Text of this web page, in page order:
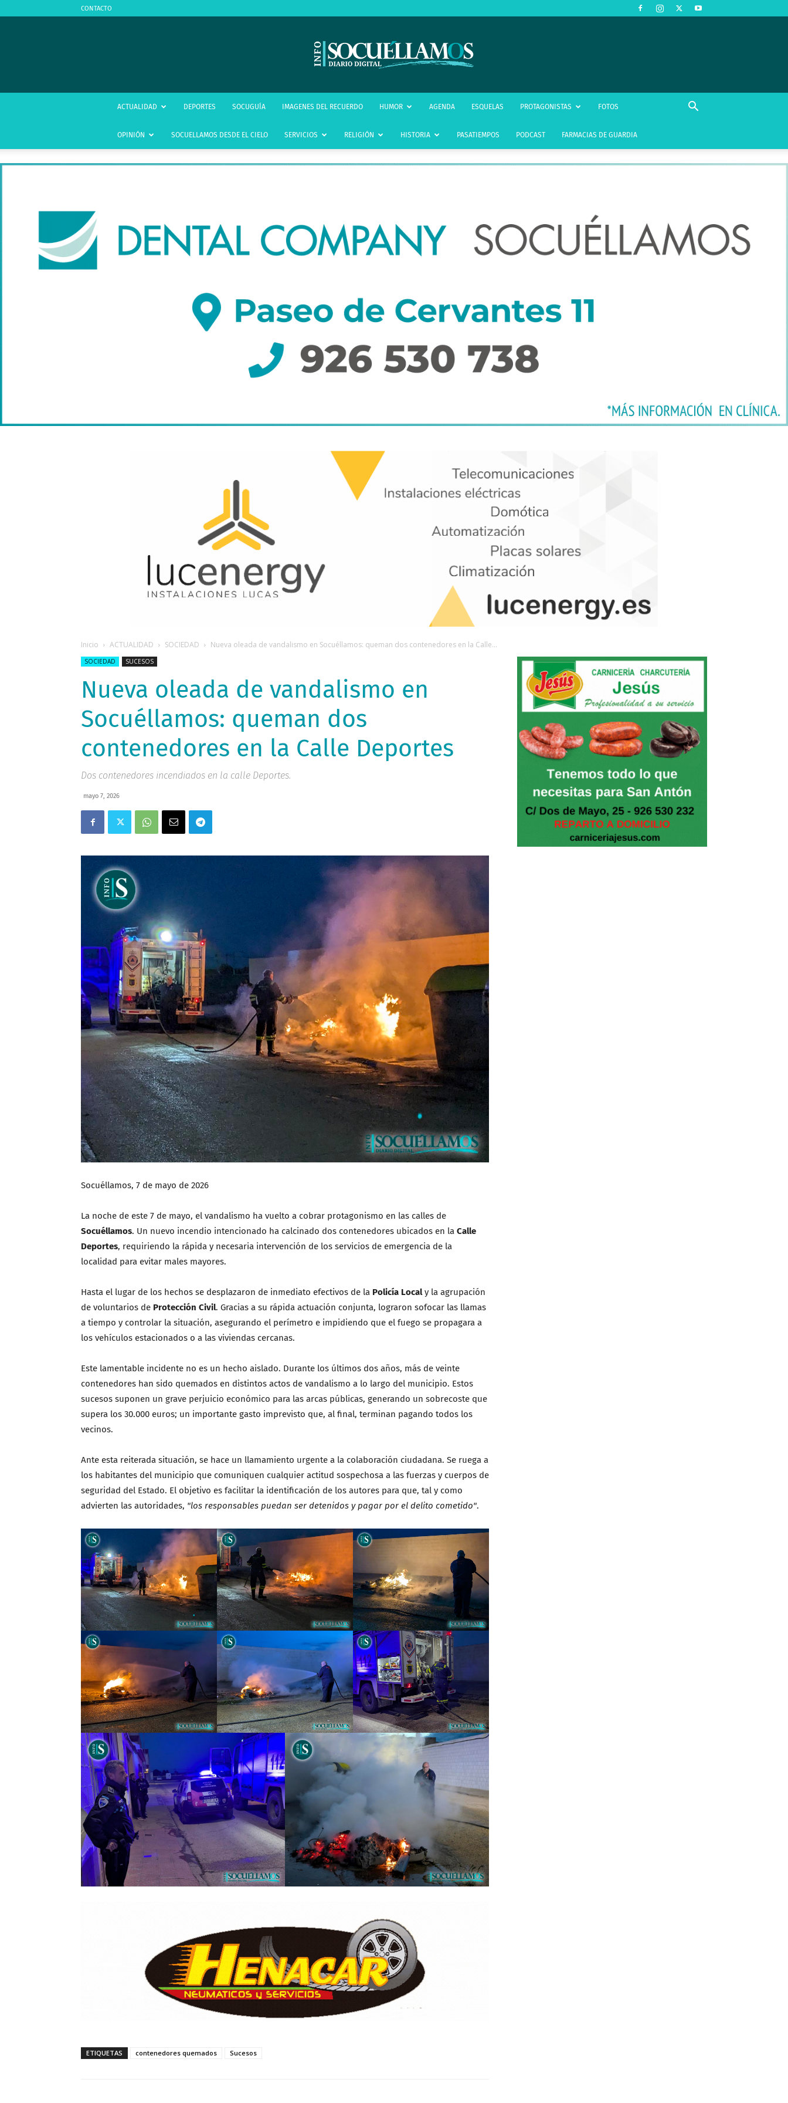
CONTACTO
infoSocuéllamos
ACTUALIDAD DEPORTES SOCUGUÍA IMAGENES DEL RECUERDO HUMOR AGENDA ESQUELAS PROTAGONISTAS FOTOS
OPINIÓN SOCUELLAMOS DESDE EL CIELO SERVICIOS RELIGIÓN HISTORIA PASATIEMPOS PODCAST FARMACIAS DE GUARDIA
Inicio ACTUALIDAD SOCIEDAD Nueva oleada de vandalismo en Socuéllamos: queman dos contenedores en la Calle...
SOCIEDAD SUCESOS
Nueva oleada de vandalismo en
Socuéllamos: queman dos
contenedores en la Calle Deportes
Dos contenedores incendiados en la calle Deportes.
mayo 7, 2026
Socuéllamos, 7 de mayo de 2026
La noche de este 7 de mayo, el vandalismo ha vuelto a cobrar protagonismo en las calles de
Socuéllamos. Un nuevo incendio intencionado ha calcinado dos contenedores ubicados en la Calle
Deportes, requiriendo la rápida y necesaria intervención de los servicios de emergencia de la
localidad para evitar males mayores.
Hasta el lugar de los hechos se desplazaron de inmediato efectivos de la Policía Localy la agrupación
de voluntarios de Protección Civil. Gracias a su rápida actuación conjunta, lograron sofocar las llamas
a tiempo y controlar la situación, asegurando el perímetro e impidiendo que el fuego se propagara a
los vehículos estacionados o a las viviendas cercanas.
Este lamentable incidente no es un hecho aislado. Durante los últimos dos años, más de veinte
contenedores han sido quemados en distintos actos de vandalismo a lo largo del municipio. Estos
sucesos suponen un grave perjuicio económico para las arcas públicas, generando un sobrecoste que
supera los 30.000 euros; un importante gasto imprevisto que, al final, terminan pagando todos los
vecinos.
Ante esta reiterada situación, se hace un llamamiento urgente a la colaboración ciudadana. Se ruega a
los habitantes del municipio que comuniquen cualquier actitud sospechosa a las fuerzas y cuerpos de
seguridad del Estado. El objetivo es facilitar la identificación de los autores para que, tal y como
advierten las autoridades, "los responsables puedan ser detenidos y pagar por el delito cometido".
ETIQUETAS contenedores quemados Sucesos